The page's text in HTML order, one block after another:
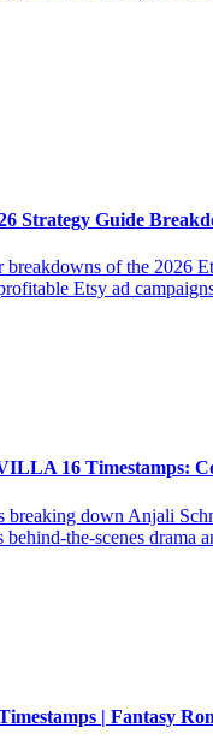
Strategy Guide
breakdowns of the 2026
Etsy ad
16 Timestamps:
breaking down Anjali
the-scenes drama
| Fantasy